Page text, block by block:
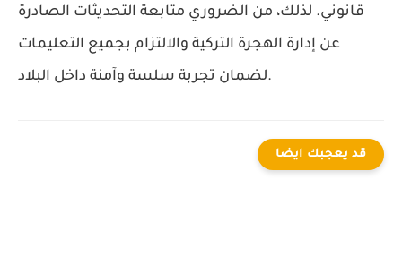
قانوني. لذلك، من الضروري متابعة التحديثات الصادرة
عن إدارة الهجرة التركية والالتزام بجميع التعليمات
لضمان تجربة سلسة وآمنة داخل البلاد.
قد يعجبك ايضا